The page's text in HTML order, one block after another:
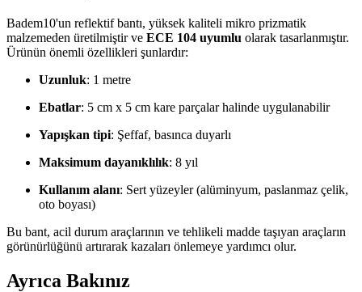
Badem10'un reflektif bantı, yüksek kaliteli mikro prizmatik
malzemeden üretilmiştir ve ECE 104 uyumlu olarak tasarlanmıştır.
Ürünün önemli özellikleri şunlardır:
Uzunluk: 1 metre
Ebatlar: 5 cm x 5 cm kare parçalar halinde uygulanabilir
Yapışkan tipi: Şeffaf, basınca duyarlı
Maksimum dayanıklılık: 8 yıl
Kullanım alanı: Sert yüzeyler (alüminyum, paslanmaz çelik,
oto boyası)
Bu bant, acil durum araçlarının ve tehlikeli madde taşıyan araçların
görünürlüğünü artırarak kazaları önlemeye yardımcı olur.
Ayrıca Bakınız